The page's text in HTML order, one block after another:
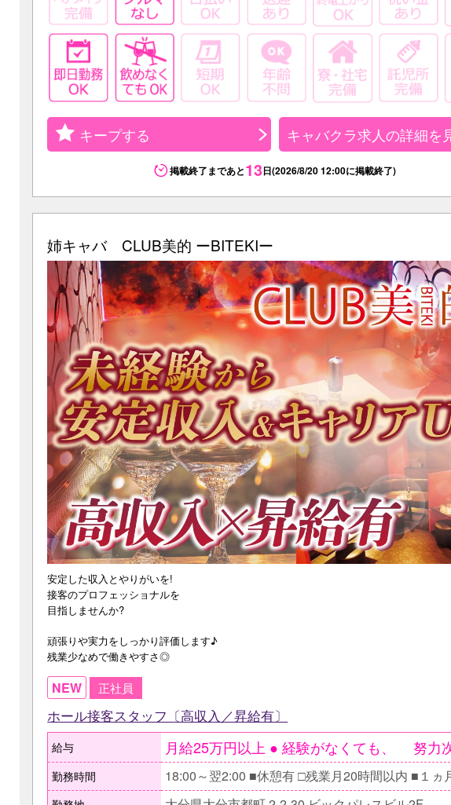
キープする キャバクラ求人の詳細を
掲載終了まであと13日(2026/8/20 12:00に掲載終了)
姉キャバ CLUB美的 ーBITEKIー
安定した収入とやりがいを!
接客のプロフェッショナルを
目指しませんか?
頑張りや実力をしっかり評価します♪
残業少なめで働きやすさ◎
NEW 正社員
ホール接客スタッフ〔高収入／昇給有〕
給与
勤務時間